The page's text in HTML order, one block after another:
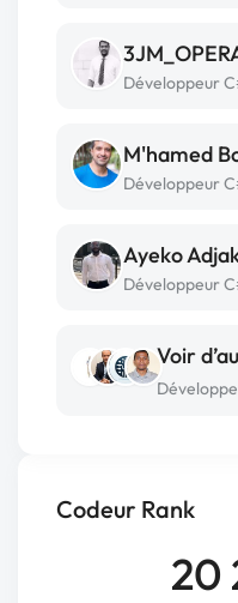
Codeur Rank
20
Développeur
M'hamed
Développeur
Ayeko
Développeur
Voir